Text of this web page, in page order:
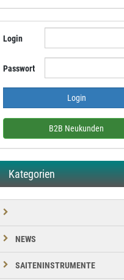
Login
Passwort
B2B Neukunden
Kategorien
NEWS
SAITENINSTRUMENTE